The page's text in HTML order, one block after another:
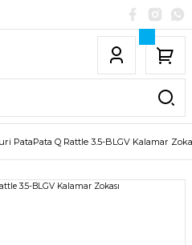
PataPata Q Rattle 3.5-BLGV Kalamar